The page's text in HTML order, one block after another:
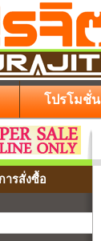
โปรโมชั่น
ารสั่งซื้อ